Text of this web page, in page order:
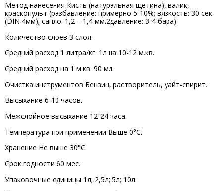
Метод нанесения Кисть (натуральная щетина), валик,
краскопульт (разбавление: примерно 5-10%; вязкость: 30 сек
(DIN 4мм); сапло: 1,2 – 1,4 мм.2давление: 3-4 бара)
Количество слоев 3 слоя.
Средний расход 1 литра/кг. 1л на 10-12 м.кв.
Средний расход на 1 м.кв. 90 мл.
Очистка инструментов Бензин, растворитель, уайт-спирит.
Высыхание 6-10 часов.
Межслойное высыхание 12-24 часа.
Температура при применении Выше 0°С.
Хранение Не выше 30°С.
Срок годности 60 мес.
Упаковочные единицы 1л; 2,5л; 5л; 10л.